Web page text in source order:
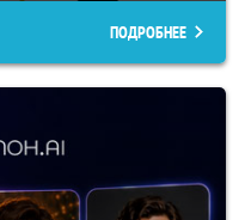
ПОДРОБНЕЕ